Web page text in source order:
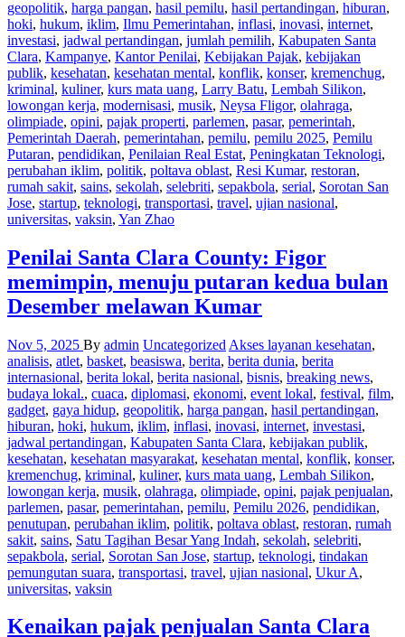
geopolitik, harga pangan, hasil pemilu, hasil pertandingan, hiburan,
hoki, hukum, iklim, Ilmu Pemerintahan, inflasi, inovasi, internet,
investasi, jadwal pertandingan, jumlah pemilih, Kabupaten Santa
Clara, Kampanye, Kantor Penilai, Kebijakan Pajak, kebijakan
publik, kesehatan, kesehatan mental, konflik, konser, kremenchug,
kriminal, kuliner, kurs mata uang, Larry Batu, Lembah Silikon,
lowongan kerja, modernisasi, musik, Neysa Fligor, olahraga,
olimpiade, opini, pajak properti, parlemen, pasar, pemerintah,
Pemerintah Daerah, pemerintahan, pemilu, pemilu 2025, Pemilu
Putaran, pendidikan, Penilaian Real Estat, Peningkatan Teknologi,
perubahan iklim, politik, poltava oblast, Resi Kumar, restoran,
rumah sakit, sains, sekolah, selebriti, sepakbola, serial, Sorotan San
Jose, startup, teknologi, transportasi, travel, ujian nasional,
universitas, vaksin, Yan Zhao
Penilai Santa Clara County: Figor
memimpin, menuju putaran kedua bulan
Desember melawan Kumar
Nov 5, 2025 By admin Uncategorized Akses layanan kesehatan,
analisis, atlet, basket, beasiswa, berita, berita dunia, berita
internasional, berita lokal, berita nasional, bisnis, breaking news,
budaya lokal., cuaca, diplomasi, ekonomi, event lokal, festival, film,
gadget, gaya hidup, geopolitik, harga pangan, hasil pertandingan,
hiburan, hoki, hukum, iklim, inflasi, inovasi, internet, investasi,
jadwal pertandingan, Kabupaten Santa Clara, kebijakan publik,
kesehatan, kesehatan masyarakat, kesehatan mental, konflik, konser,
kremenchug, kriminal, kuliner, kurs mata uang, Lembah Silikon,
lowongan kerja, musik, olahraga, olimpiade, opini, pajak penjualan,
parlemen, pasar, pemerintahan, pemilu, Pemilu 2026, pendidikan,
penutupan, perubahan iklim, politik, poltava oblast, restoran, rumah
sakit, sains, Satu Tagihan Besar Yang Indah, sekolah, selebriti,
sepakbola, serial, Sorotan San Jose, startup, teknologi, tindakan
pemungutan suara, transportasi, travel, ujian nasional, Ukur A,
universitas, vaksin
Kenaikan pajak penjualan Santa Clara